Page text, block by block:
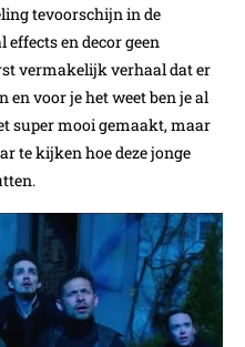
tevoorschijn in de
effects en decor geen
vermakelijk verhaal dat er
voor je het weet ben je al
super mooi gemaakt, maar
te kijken hoe deze jonge